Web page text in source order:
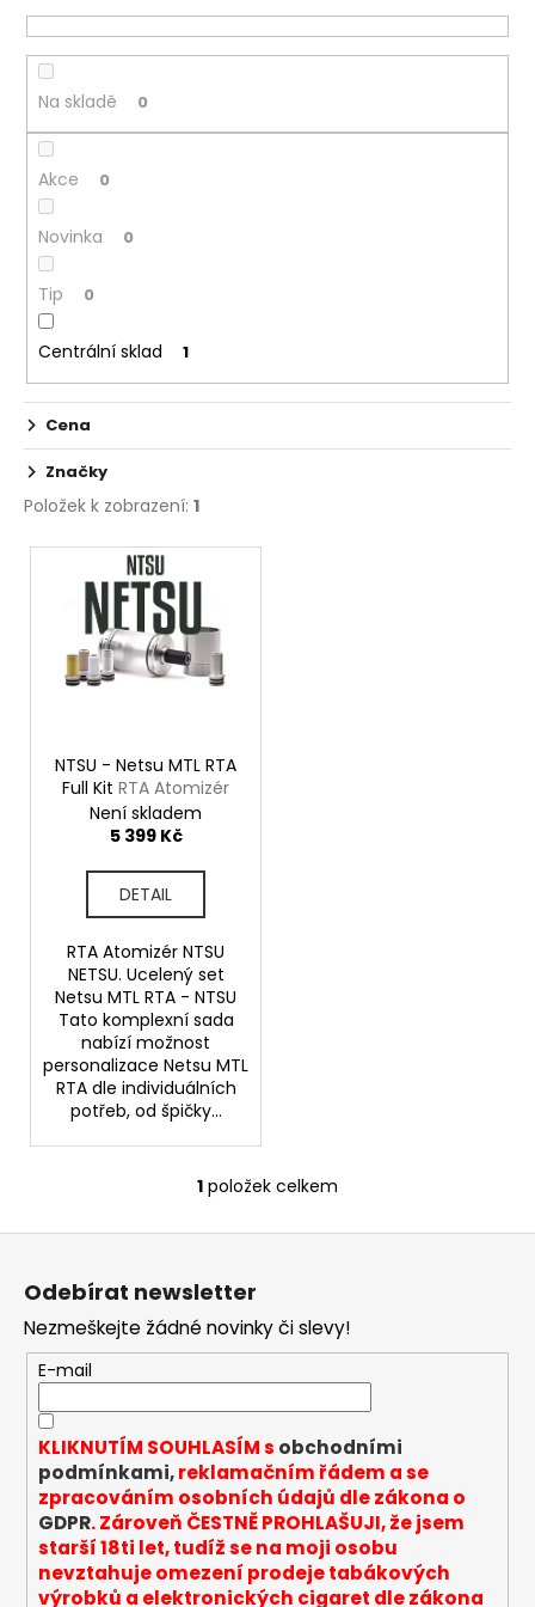
í
p
o
d
u
k
ů
Na skladě 0
Akce 0
Novinka 0
Tip 0
Centrální sklad 1
Cena
Značky
Položek k zobrazení: 1
V
NTSU - Netsu MTL RTA
Full Kit RTA Atomizér
Není skladem
5 399 Kč
DETAIL
RTA Atomizér NTSU
NETSU. Ucelený set
Netsu MTL RTA - NTSU
Tato komplexní sada
nabízí možnost
personalizace Netsu MTL
RTA dle individuálních
potřeb, od špičky...
O
v
a
c
í
p
r
v
k
y
v
ý
p
1 položek celkem
a
j
t
?
D
o
p
o
r
u
č
ATOMIZER
Z
Odebírat newsletter
Nezmeškejte žádné novinky či slevy!
E-mail
KLIKNUTÍM SOUHLASÍM s obchodními
podmínkami,reklamačním řádem a se
zpracováním osobních údajů dle zákona o
GDPR. Zároveň ČESTNĚ PROHLAŠUJI, že jsem
starší 18ti let, tudíž se na moji osobu
nevztahuje omezení prodeje tabákových
výrobků a elektronických cigaret dle zákona